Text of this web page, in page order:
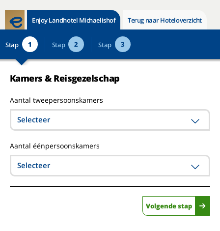
Enjoy Landhotel Michaelishof Terug naar Hoteloverzicht
Stap 1 Stap 2 Stap 3
Kamers & Reisgezelschap
Aantal tweepersoonskamers
Selecteer
Aantal éénpersoonskamers
Selecteer
Volgende stap